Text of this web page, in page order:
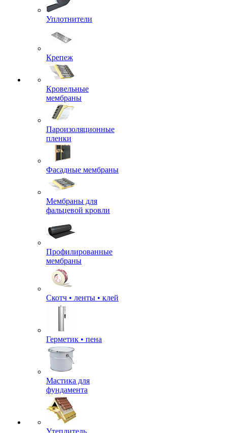
Уплотнители
Крепеж
Кровельные
мембраны
Пароизоляционные
пленки
Фасадные мембраны
Мембраны для
фальцевой кровли
Профилированные
мембраны
Скотч • ленты • клей
Герметик • пена
Мастика для
фундамента
Утеплитель